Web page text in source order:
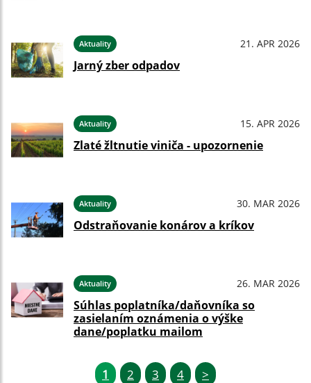
Aktuality 21. APR 2026
Jarný zber odpadov
Aktuality 15. APR 2026
Zlaté žltnutie viniča - upozornenie
Aktuality 30. MAR 2026
Odstraňovanie konárov a kríkov
Aktuality 26. MAR 2026
Súhlas poplatníka/daňovníka so
zasielaním oznámenia o výške
dane/poplatku mailom
1 2 3 4 >